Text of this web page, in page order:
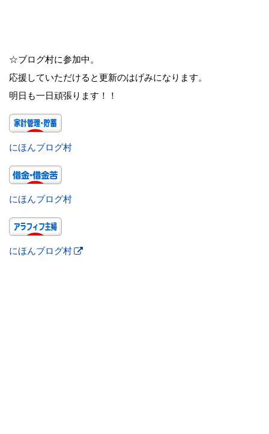
☆ブログ村に参加中。
応援していただけると更新のはげみになります。
明日も一日頑張ります！！
にほんブログ村
にほんブログ村
にほんブログ村